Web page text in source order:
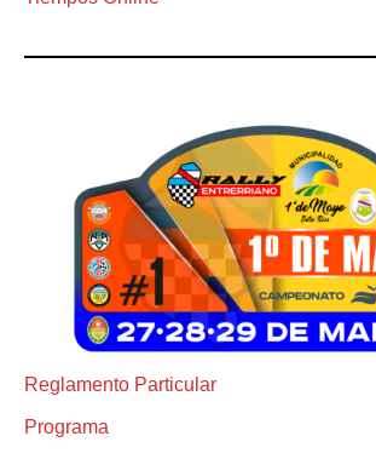
Reglamento Particular
Programa